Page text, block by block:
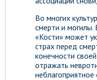
Во многих
смерти и могилы.
«Кости» может
страх перед
конечности
отражать